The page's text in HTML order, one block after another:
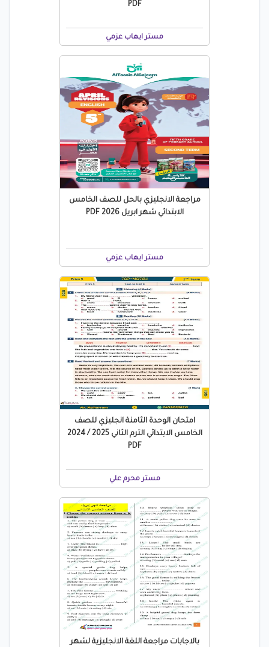
PDF
مستر ايهاب عزمي
مراجعة الانجليزي بالحل للصف الخامس
الابتدائي شهر ابريل 2026 PDF
مستر ايهاب عزمي
امتحان الوحدة الثامنة انجليزي للصف
الخامس الابتدائي الترم الثاني 2025 / 2024
PDF
مستر محرم علي
بالاجابات مراجعة اللغة الانجليزية لشهر